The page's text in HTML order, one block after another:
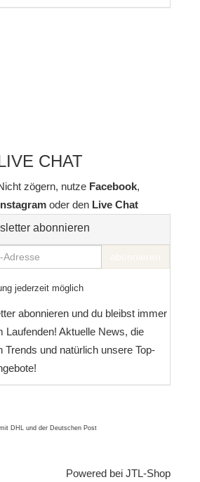
CHAT
zögern, nutze Facebook,
Instagram oder denLive Chat
abonnieren
jederzeit möglich
abonnieren und du bleibst immer
Laufenden! Aktuelle News, die
Trends und natürlich unsere Top-
Powered bei JTL-Shop